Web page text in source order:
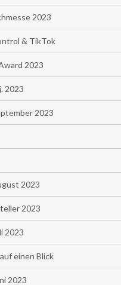
2023
& TikTok
2023
2023
2023
2023
2023
2023
einen Blick
2023